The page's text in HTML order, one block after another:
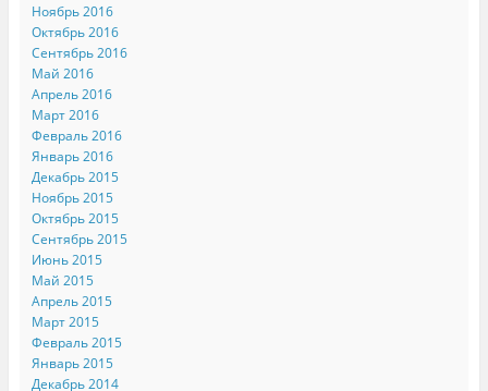
Ноябрь 2016
Октябрь 2016
Сентябрь 2016
Май 2016
Апрель 2016
Март 2016
Февраль 2016
Январь 2016
Декабрь 2015
Ноябрь 2015
Октябрь 2015
Сентябрь 2015
Июнь 2015
Май 2015
Апрель 2015
Март 2015
Февраль 2015
Январь 2015
Декабрь 2014